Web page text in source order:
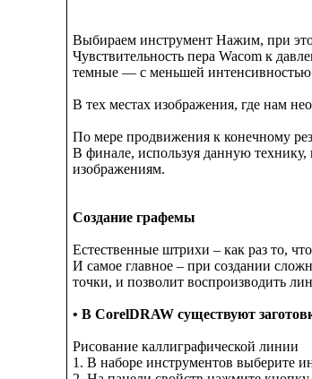
Выбираем инструмент Нажим, при
Чувствительность пера Wacom к
темные — с меньшей
В тех местах изображения, где нам
По мере продвижения к конечному
В финале, используя данную
изображениям.
Создание графемы
Естественные штрихи – как раз то,
И самое главное – при создании
точки, и позволит воспроизводить
• В CorelDRAW существуют
Рисование каллиграфической линии
1. В наборе инструментов выберите